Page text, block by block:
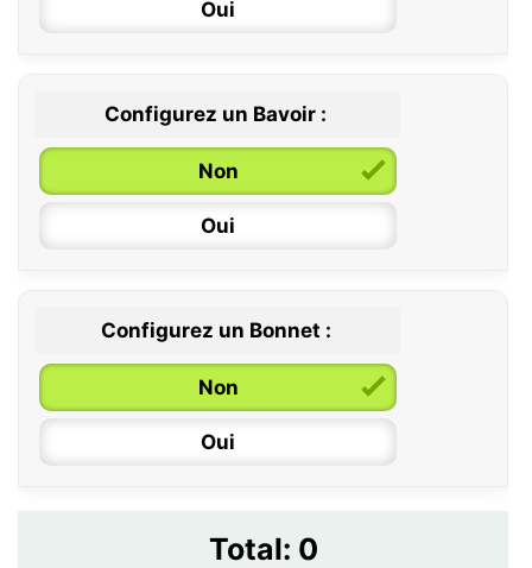
12 / 18 mois
Oui
Configurez un Bavoir :
Non
Oui
Configurez un Bonnet :
Non
Oui
Total: 0